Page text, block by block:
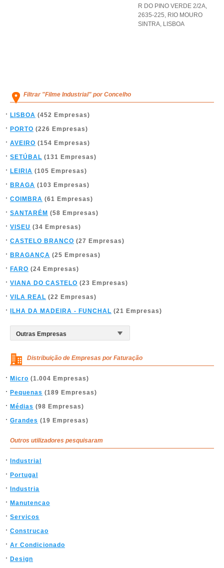
R DO PINO VERDE 2/2A,
2635-225, RIO MOURO
SINTRA, LISBOA
Filtrar "Filme Industrial" por Concelho
LISBOA (452 Empresas)
PORTO (226 Empresas)
AVEIRO (154 Empresas)
SETÚBAL (131 Empresas)
LEIRIA (105 Empresas)
BRAGA (103 Empresas)
COIMBRA (61 Empresas)
SANTARÉM (58 Empresas)
VISEU (34 Empresas)
CASTELO BRANCO (27 Empresas)
BRAGANÇA (25 Empresas)
FARO (24 Empresas)
VIANA DO CASTELO (23 Empresas)
VILA REAL (22 Empresas)
ILHA DA MADEIRA - FUNCHAL (21 Empresas)
Distribuição de Empresas por Faturação
Micro (1.004 Empresas)
Pequenas (189 Empresas)
Médias (98 Empresas)
Grandes (19 Empresas)
Outros utilizadores pesquisaram
Industrial
Portugal
Industria
Manutencao
Servicos
Construcao
Ar Condicionado
Design